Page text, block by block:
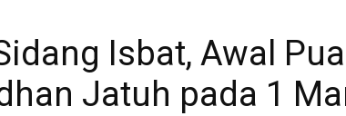
Isbat, Awal
Jatuh pada 1